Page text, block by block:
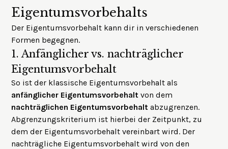
Eigentumsvorbehalts
Der Eigentumsvorbehalt kann dir in verschiedenen
Formen begegnen.
1. Anfänglicher vs. nachträglicher
Eigentumsvorbehalt
So ist der klassische Eigentumsvorbehalt als
anfänglicher Eigentumsvorbehalt von dem
nachträglichen Eigentumsvorbehalt abzugrenzen.
Abgrenzungskriterium ist hierbei der Zeitpunkt, zu
dem der Eigentumsvorbehalt vereinbart wird. Der
nachträgliche Eigentumsvorbehalt wird von den